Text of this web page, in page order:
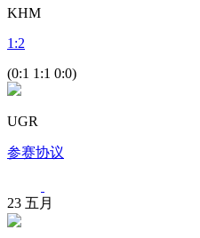
KHM
1 :2
(0:1 1:1 0:0)
UGR
参赛协议
23 五月